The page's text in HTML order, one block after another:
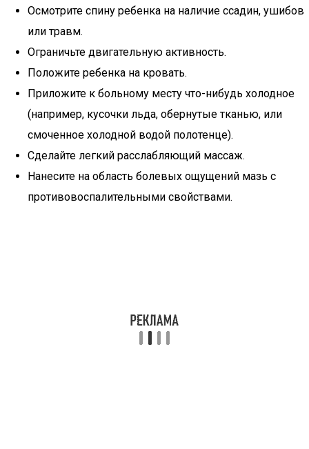
Осмотрите спину ребенка на наличие ссадин, ушибов
или травм.
Ограничьте двигательную активность.
Положите ребенка на кровать.
Приложите к больному месту что-нибудь холодное
(например, кусочки льда, обернутые тканью, или
смоченное холодной водой полотенце).
Сделайте легкий расслабляющий массаж.
Нанесите на область болевых ощущений мазь с
противовоспалительными свойствами.